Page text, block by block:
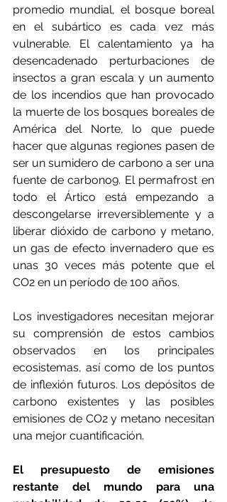
promedio mundial, el bosque boreal
en el subártico es cada vez más
vulnerable. El calentamiento ya ha
desencadenado perturbaciones de
insectos a gran escala y un aumento
de los incendios que han provocado
la muerte de los bosques boreales de
América del Norte, lo que puede
hacer que algunas regiones pasen de
ser un sumidero de carbono a ser una
fuente de carbono9. El permafrost en
todo el Ártico está empezando a
descongelarse irreversiblemente y a
liberar dióxido de carbono y metano,
un gas de efecto invernadero que es
unas 30 veces más potente que el
CO2 en un período de 100 años.
Los investigadores necesitan mejorar
su comprensión de estos cambios
observados en los principales
ecosistemas, así como de los puntos
de inflexión futuros. Los depósitos de
carbono existentes y las posibles
emisiones de CO2 y metano necesitan
una mejor cuantificación.
El presupuesto de emisiones
restante del mundo para una